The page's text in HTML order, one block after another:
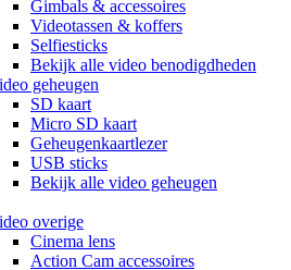
Gimbals & accessoires
Videotassen & koffers
Selfiesticks
Bekijk alle video benodigdheden
geheugen
SD kaart
Micro SD kaart
Geheugenkaartlezer
USB sticks
Bekijk alle video geheugen
overige
Cinema lens
Action Cam accessoires